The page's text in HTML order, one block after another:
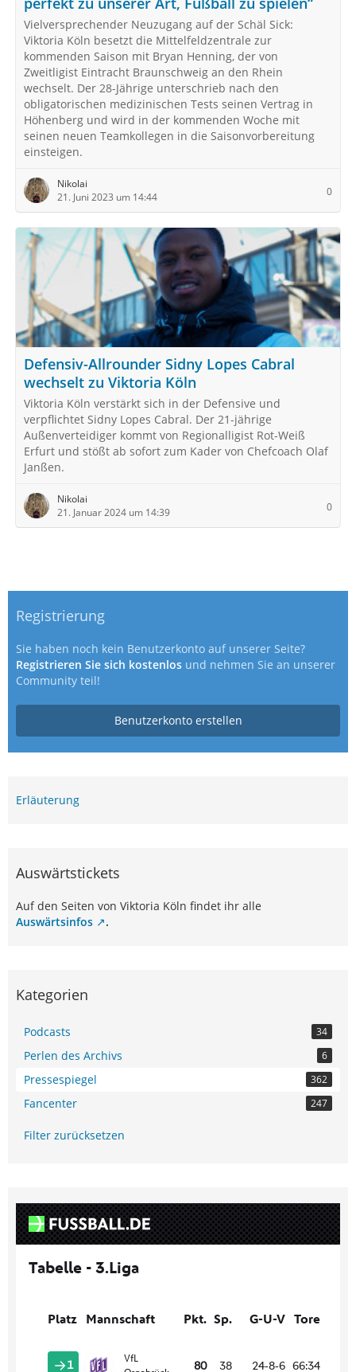
Vielversprechender Neuzugang auf der Schäl Sick:
Viktoria Köln besetzt die Mittelfeldzentrale zur
kommenden Saison mit Bryan Henning, der von
Zweitligist Eintracht Braunschweig an den Rhein
wechselt. Der 28-Jährige unterschrieb nach den
obligatorischen medizinischen Tests seinen Vertrag in
Höhenberg und wird in der kommenden Woche mit
seinen neuen Teamkollegen in die Saisonvorbereitung
einsteigen.
Nikolai
21. Juni 2023 um 14:44
0
Defensiv-Allrounder Sidny Lopes Cabral
wechselt zu Viktoria Köln
Viktoria Köln verstärkt sich in der Defensive und
verpflichtet Sidny Lopes Cabral. Der 21-jährige
Außenverteidiger kommt von Regionalligist Rot-Weiß
Erfurt und stößt ab sofort zum Kader von Chefcoach Olaf
Janßen.
Nikolai
21. Januar 2024 um 14:39
0
Registrierung
Sie haben noch kein Benutzerkonto auf unserer Seite?
Registrieren Sie sich kostenlos und nehmen Sie an unserer
Community teil!
Benutzerkonto erstellen
Erläuterung
Auswärtstickets
Auf den Seiten von Viktoria Köln findet ihr alle
Auswärtsinfos
.
Kategorien
Podcasts 34
Perlen des Archivs 6
Pressespiegel 362
Fancenter 247
Filter zurücksetzen